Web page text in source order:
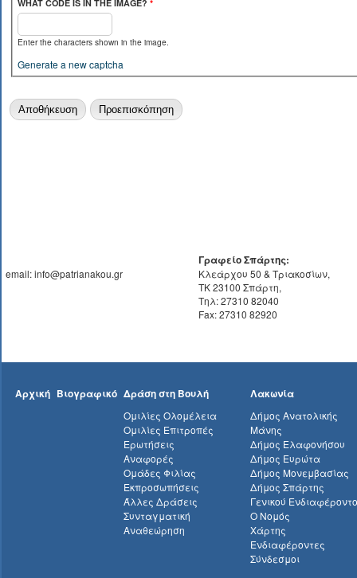
WHAT CODE IS IN THE IMAGE? *
Enter the characters shown in the image.
Generate a new captcha
email: info@patrianakou.gr
Γραφείο Σπάρτης:
Κλεάρχου 50 & Τριακοσίων,
ΤΚ 23100 Σπάρτη,
Τηλ: 27310 82040
Fax: 27310 82920
Αρχική Βιογραφικό Δράση στη Βουλή
Ομιλίες Ολομέλεια
Ομιλίες Επιτροπές
Ερωτήσεις
Αναφορές
Ομάδες Φιλίας
Εκπροσωπήσεις
Άλλες Δράσεις
Συνταγματική
Αναθεώρηση
Λακωνία
Δήμος Ανατολικής
Μάνης
Δήμος Ελαφονήσου
Δήμος Ευρώτα
Δήμος Μονεμβασίας
Δήμος Σπάρτης
Γενικού
Ο Νομός
Χάρτης
Ενδιαφέροντες
Σύνδεσμοι